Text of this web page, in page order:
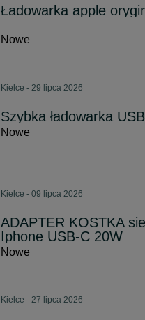
Ładowarka apple
Nowe
Kielce - 29 lipca 2026
Szybka ładowarka
Nowe
Kielce - 09 lipca 2026
ADAPTER KOSTKA
Iphone USB-C 20W
Nowe
Kielce - 27 lipca 2026